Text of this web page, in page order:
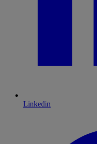
Linkedin